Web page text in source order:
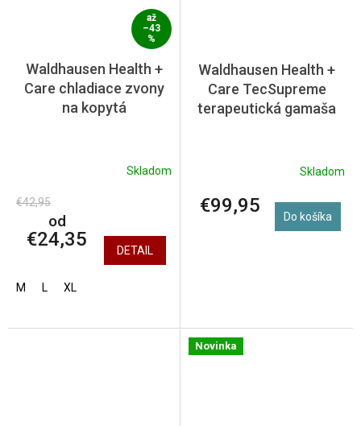
až
–43
%
Waldhausen Health +
Care chladiace zvony
na kopytá
Skladom
€42,95
od
€24,35 DETAIL
M L XL
Waldhausen Health +
Care TecSupreme
terapeutická gamaša
Skladom
€99,95 Do košíka
Novinka